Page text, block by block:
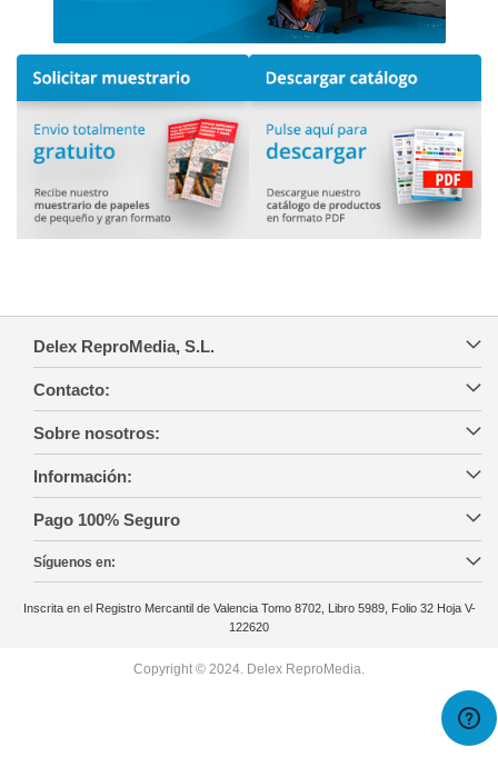
Delex ReproMedia, S.L.
Contacto:
Sobre nosotros:
Información:
Pago 100% Seguro
Síguenos en:
Inscrita en el Registro Mercantil de Valencia Tomo 8702, Libro 5989, Folio 32 Hoja V-
122620
Copyright © 2024. Delex ReproMedia.